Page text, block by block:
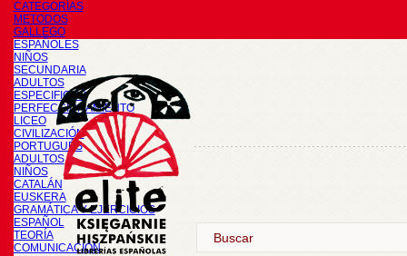
CATEGORÍAS
METODOS
GALLEGO
ESPAÑOLES
NIÑOS
SECUNDARIA
ADULTOS
ESPECIFICOS
PERFECCIONAMIENTO
LICEO
CIVILIZACIÓN
PORTUGUÉS
ADULTOS
NIÑOS
CATALÁN
EUSKERA
GRAMÁTICA Y EJERCICIOS
ESPAÑOL
TEORÍA
COMUNICACIÓN